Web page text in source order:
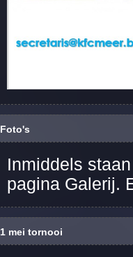
Foto's
Inmiddels
pagina Galerij.
1 mei tornooi